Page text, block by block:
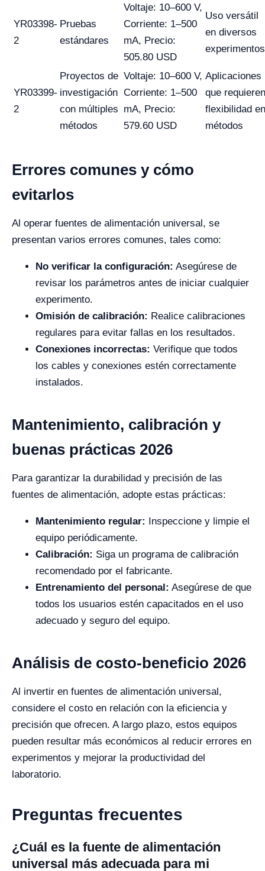
YR03398-
2
Pruebas
estándares
Voltaje: 10–600 V,
Corriente: 1–500
mA, Precio:
505.80 USD
Uso versátil
en diversos
experimentos
YR03399-
2
Proyectos de
investigación
con múltiples
métodos
Voltaje: 10–600 V,
Corriente: 1–500
mA, Precio:
579.60 USD
Aplicaciones
que requieren
flexibilidad en
métodos
Errores comunes y cómo
evitarlos
Al operar fuentes de alimentación universal, se
presentan varios errores comunes, tales como:
No verificar la configuración: Asegúrese de
revisar los parámetros antes de iniciar cualquier
experimento.
Omisión de calibración: Realice calibraciones
regulares para evitar fallas en los resultados.
Conexiones incorrectas: Verifique que todos
los cables y conexiones estén correctamente
instalados.
Mantenimiento, calibración y
buenas prácticas 2026
Para garantizar la durabilidad y precisión de las
fuentes de alimentación, adopte estas prácticas:
Mantenimiento regular: Inspeccione y limpie el
equipo periódicamente.
Calibración: Siga un programa de calibración
recomendado por el fabricante.
Entrenamiento del personal: Asegúrese de que
todos los usuarios estén capacitados en el uso
adecuado y seguro del equipo.
Análisis de costo-beneficio 2026
Al invertir en fuentes de alimentación universal,
considere el costo en relación con la eficiencia y
precisión que ofrecen. A largo plazo, estos equipos
pueden resultar más económicos al reducir errores en
experimentos y mejorar la productividad del
laboratorio.
Preguntas frecuentes
¿Cuál es la fuente de alimentación
universal más adecuada para mi